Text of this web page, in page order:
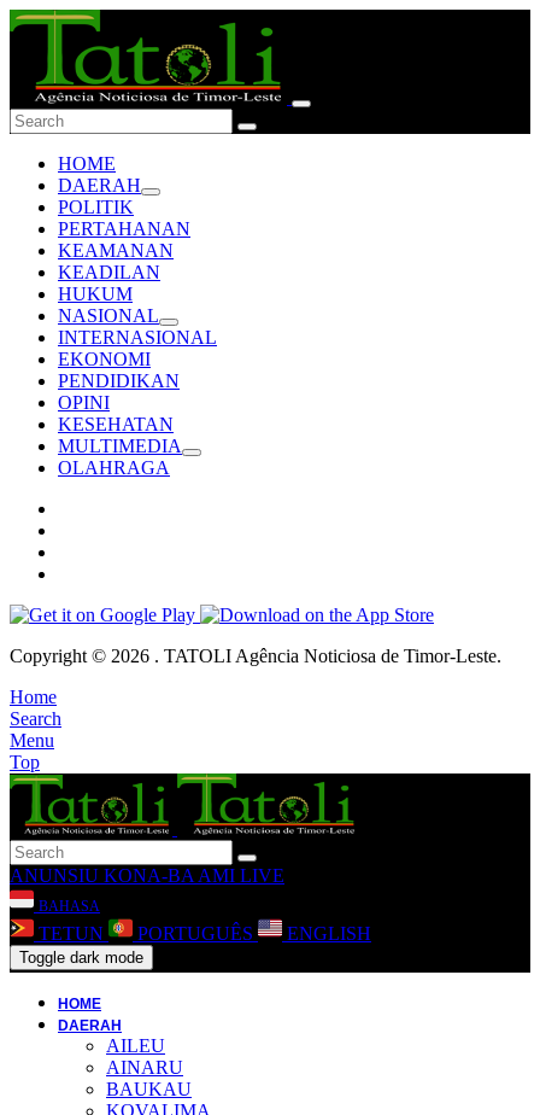
HOME
DAERAH
POLITIK
PERTAHANAN
KEAMANAN
KEADILAN
HUKUM
NASIONAL
INTERNASIONAL
EKONOMI
PENDIDIKAN
OPINI
KESEHATAN
MULTIMEDIA
OLAHRAGA
Copyright © 2026 . TATOLI Agência Noticiosa de Timor-Leste.
Home
Search
Menu
Top
ANUNSIU KONA-BA AMI LIVE
BAHASA
TETUN PORTUGUÊS ENGLISH
Toggle dark mode
HOME
DAERAH
AILEU
AINARU
BAUKAU
KOVALIMA